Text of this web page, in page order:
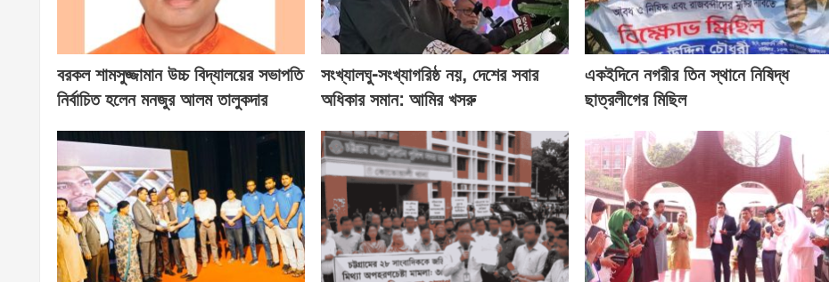
বরকল শামসুজ্জামান উচ্চ বিদ্যালয়ের সভাপতি
নির্বাচিত হলেন মনজুর আলম তালুকদার
সংখ্যালঘু-সংখ্যাগরিষ্ঠ নয়, দেশের সবার
অধিকার সমান: আমির খসরু
একইদিনে নগরীর তিন স্থানে নিষিদ্ধ
ছাত্রলীগের মিছিল